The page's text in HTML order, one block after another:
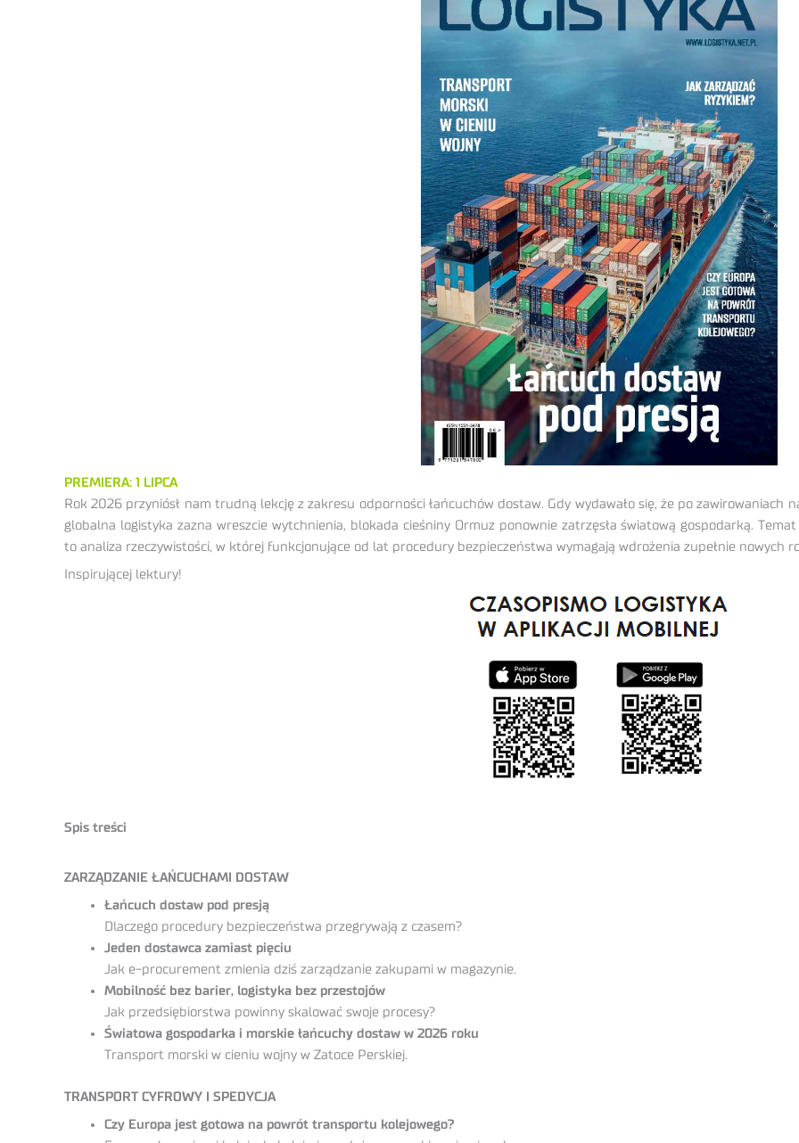
PREMIERA: 1 LIPCA
Rok 2026 przyniósł nam trudną lekcję z zakresu odporności łańcuchów dostaw. Gdy wydawało się, że po zawirowaniach
globalna logistyka zazna wreszcie wytchnienia, blokada cieśniny Ormuz ponownie zatrzęsła światową gospodarką.
to analiza rzeczywistości, w której funkcjonujące od lat procedury bezpieczeństwa wymagają wdrożenia zupełnie nowych
Inspirującej lektury!
Spis treści
ZARZĄDZANIE ŁAŃCUCHAMI DOSTAW
Łańcuch dostaw pod presją
Dlaczego procedury bezpieczeństwa przegrywają z czasem?
Jeden dostawca zamiast pięciu
Jak e-procurement zmienia dziś zarządzanie zakupami w magazynie.
Mobilność bez barier, logistyka bez przestojów
Jak przedsiębiorstwa powinny skalować swoje procesy?
Światowa gospodarka i morskie łańcuchy dostaw w 2026 roku
Transport morski w cieniu wojny w Zatoce Perskiej.
TRANSPORT CYFROWY I SPEDYCJA
Czy Europa jest gotowa na powrót transportu kolejowego?